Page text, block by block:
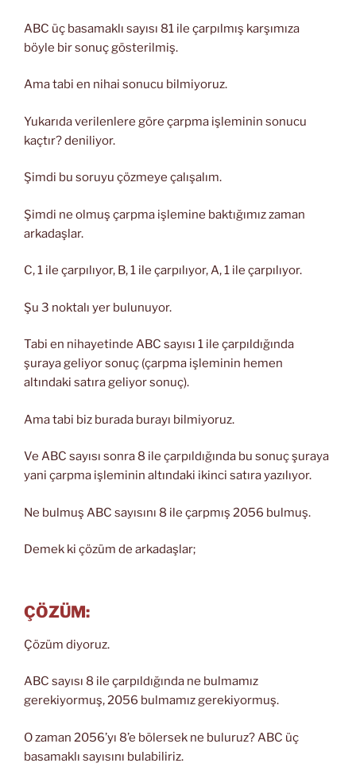
ABC üç basamaklı sayısı 81 ile çarpılmış karşımıza
böyle bir sonuç gösterilmiş.
Ama tabi en nihai sonucu bilmiyoruz.
Yukarıda verilenlere göre çarpma işleminin sonucu
kaçtır? deniliyor.
Şimdi bu soruyu çözmeye çalışalım.
Şimdi ne olmuş çarpma işlemine baktığımız zaman
arkadaşlar.
C, 1 ile çarpılıyor, B, 1 ile çarpılıyor, A, 1 ile çarpılıyor.
Şu 3 noktalı yer bulunuyor.
Tabi en nihayetinde ABC sayısı 1 ile çarpıldığında
şuraya geliyor sonuç (çarpma işleminin hemen
altındaki satıra geliyor sonuç).
Ama tabi biz burada burayı bilmiyoruz.
Ve ABC sayısı sonra 8 ile çarpıldığında bu sonuç şuraya
yani çarpma işleminin altındaki ikinci satıra yazılıyor.
Ne bulmuş ABC sayısını 8 ile çarpmış 2056 bulmuş.
Demek ki çözüm de arkadaşlar;
ÇÖZÜM:
Çözüm diyoruz.
ABC sayısı 8 ile çarpıldığında ne bulmamız
gerekiyormuş, 2056 bulmamız gerekiyormuş.
O zaman 2056’yı 8’e bölersek ne buluruz? ABC üç
basamaklı sayısını bulabiliriz.